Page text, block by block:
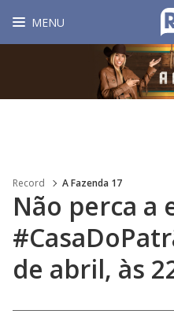
MENU
Record A Fazenda 17
Não perca a
de abril, às